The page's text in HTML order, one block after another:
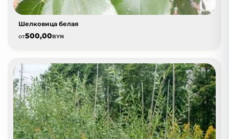
Шелковица белая
от500,00BYN